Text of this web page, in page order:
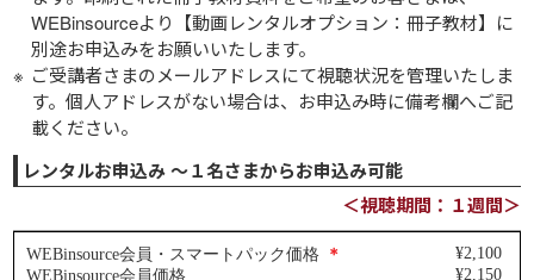
WEBinsourceより【動画レンタルオプション：冊子教材】に
別途お申込みをお願いいたします。
ご受講者さまのメールアドレスにて視聴状況を管理いたしま
す。個人アドレスがない場合は、お申込み時に備考欄へご記
載ください。
レンタルお申込み ～１名さまからお申込み可能
＜視聴期間：１週間＞